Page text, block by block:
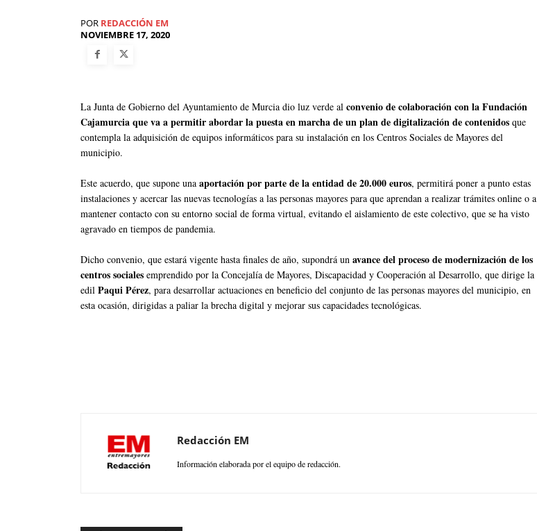
POR REDACCIÓN EM
NOVIEMBRE 17, 2020
La Junta de Gobierno del Ayuntamiento de Murcia dio luz verde al convenio de colaboración con la Fundación
Cajamurcia que va a permitir abordar la puesta en marcha de un plan de digitalización de contenidos que
contempla la adquisición de equipos informáticos para su instalación en los Centros Sociales de Mayores del
municipio.
Este acuerdo, que supone una aportación por parte de la entidad de 20.000 euros, permitirá poner a punto estas
instalaciones y acercar las nuevas tecnologías a las personas mayores para que aprendan a realizar trámites online o a
mantener contacto con su entorno social de forma virtual, evitando el aislamiento de este colectivo, que se ha visto
agravado en tiempos de pandemia.
Dicho convenio, que estará vigente hasta finales de año, supondrá un avance del proceso de modernización de los
centros sociales emprendido por la Concejalía de Mayores, Discapacidad y Cooperación al Desarrollo, que dirige la
edil Paqui Pérez, para desarrollar actuaciones en beneficio del conjunto de las personas mayores del municipio, en
esta ocasión, dirigidas a paliar la brecha digital y mejorar sus capacidades tecnológicas.
Redacción EM
Información elaborada por el equipo de redacción.